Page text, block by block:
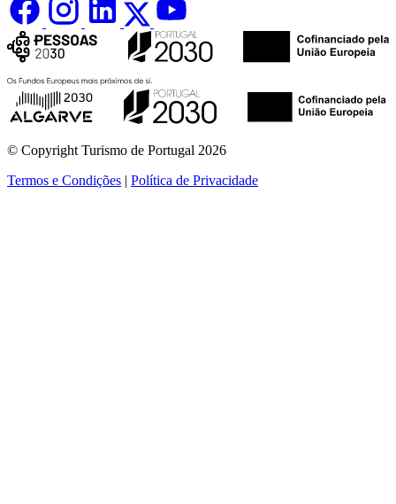
© Copyright Turismo de Portugal 2026
Termos e Condições | Política de Privacidade